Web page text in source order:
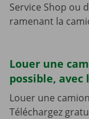
Service Shop ou
ramenant la
Louer une
possible, avec
Louer une
Téléchargez